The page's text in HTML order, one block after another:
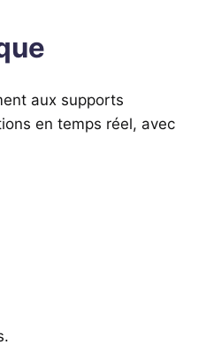
aux supports
en temps réel, avec